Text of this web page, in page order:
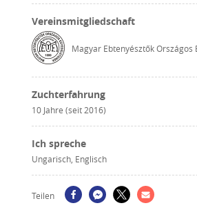
Vereinsmitgliedschaft
Magyar Ebtenyésztők Országos
Zuchterfahrung
10 Jahre (seit 2016)
Ich spreche
Ungarisch, Englisch
Teilen